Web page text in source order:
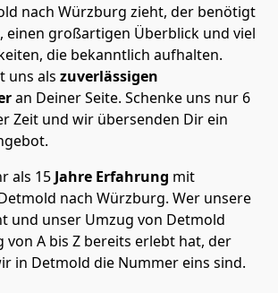
nach Würzburg zieht, der benötigt
, einen großartigen Überblick und viel
die bekanntlich aufhalten.
uns als zuverlässigen
an Deiner Seite. Schenke uns nur 6
Zeit und wir übersenden Dir ein
als 15 Jahre Erfahrung mit
nach Würzburg. Wer unsere
und unser Umzug von Detmold
von A bis Z bereits erlebt hat, der
in Detmold die Nummer eins sind.